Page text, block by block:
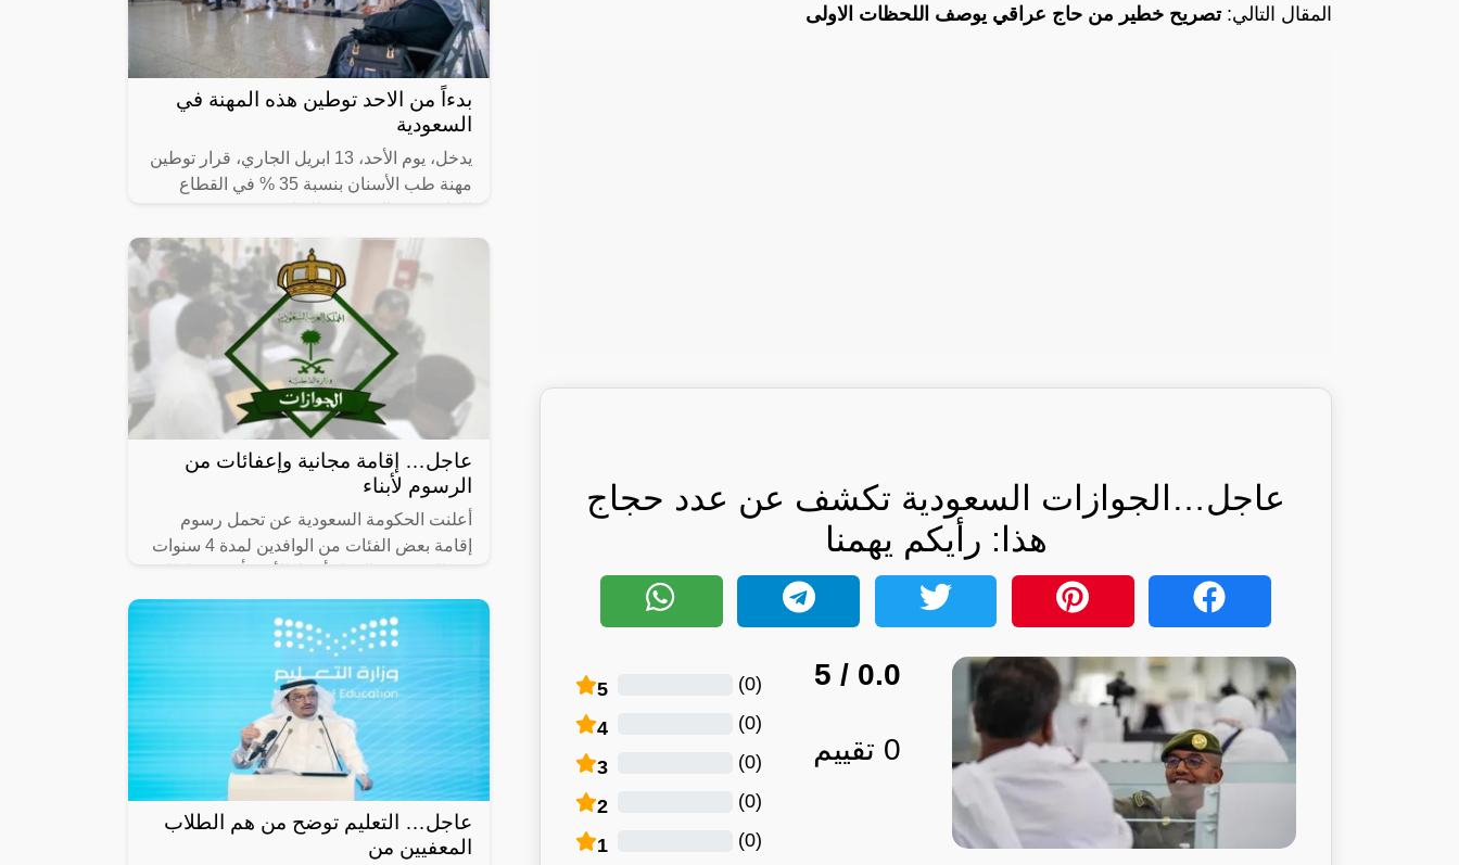
المقال التالي:تصريح خطير من حاج عراقي يوصف اللحظات الاولى
عاجل…الجوازات السعودية تكشف عن عدد حجاج
هذا: رأيكم يهمنا
0.0
/ 5
0 تقييم
5 (
0
)
4 (
0
)
3 (
0
)
2 (
0
)
1 (
0
)
بدءاً من الاحد توطين هذه المهنة في
السعودية
يدخل، يوم الأحد، 13 ابريل الجاري، قرار توطين
مهنة طب الأسنان بنسبة 35 % في القطاع
العمل المحفزة والمُنتجة للمواطنين
عاجل… إقامة مجانية وإعفائات من
الرسوم لأبناء
أعلنت الحكومة السعودية عن تحمل رسوم
إقامة بعض الفئات من الوافدين لمدة 4 سنوات
رغبة المملكة العربية السعودية في تقديم
عاجل… التعليم توضح من هم الطلاب
المعفيين من